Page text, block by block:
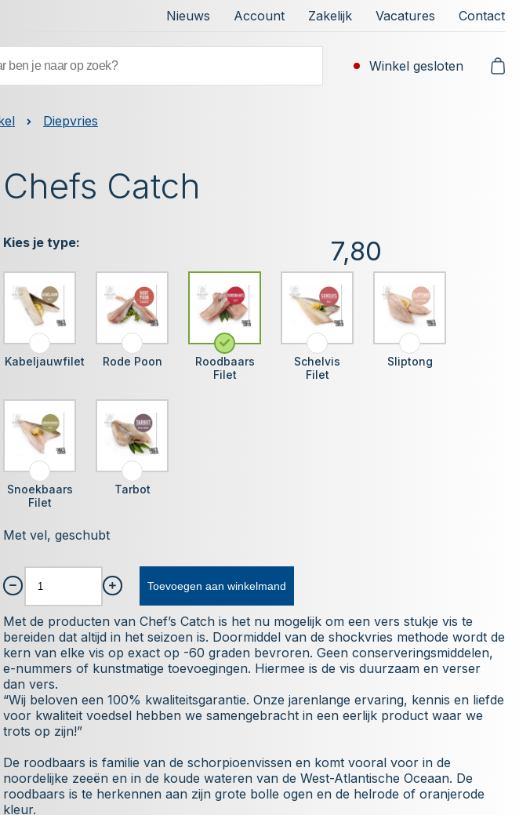
Nieuws Account Zakelijk Vacatures Contact
Winkel gesloten
Diepvries
Chefs Catch
7,80
Kies je type:
Kabeljauwfilet Rode Poon
Roodbaars
Filet
Schelvis
Filet
Sliptong
Snoekbaars
Filet
Tarbot
Met vel, geschubt
Toevoegen aan winkelmand
Met de producten van Chef’s Catch is het nu mogelijk om een vers stukje vis te
bereiden dat altijd in het seizoen is. Doormiddel van de shockvries methode wordt de
kern van elke vis op exact op -60 graden bevroren. Geen conserveringsmiddelen,
e-nummers of kunstmatige toevoegingen. Hiermee is de vis duurzaam en verser
dan vers.
“Wij beloven een 100% kwaliteitsgarantie. Onze jarenlange ervaring, kennis en liefde
voor kwaliteit voedsel hebben we samengebracht in een eerlijk product waar we
trots op zijn!”
De roodbaars is familie van de schorpioenvissen en komt vooral voor in de
noordelijke zeeën en in de koude wateren van de West-Atlantische Oceaan. De
roodbaars is te herkennen aan zijn grote bolle ogen en de helrode of oranjerode
kleur.